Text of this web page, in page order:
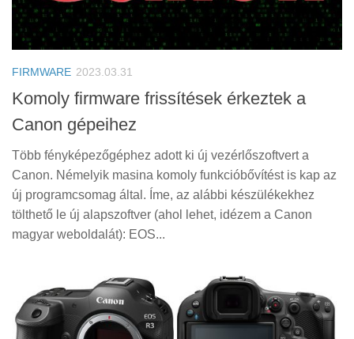
FIRMWARE 2023.03.31
Komoly firmware frissítések érkeztek a
Canon gépeihez
Több fényképezőgéphez adott ki új vezérlőszoftvert a
Canon. Némelyik masina komoly funkcióbővítést is kap az
új programcsomag által. Íme, az alábbi készülékekhez
tölthető le új alapszoftver (ahol lehet, idézem a Canon
magyar weboldalát): EOS...